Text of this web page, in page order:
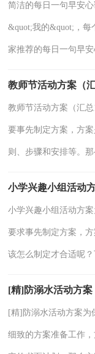
简洁的每日一句早安
&quot;我的&quot;，
家推荐的每日一句早
教师节活动方案（汇
教师节活动方案（汇
要事先制定方案，方
则、步骤和安排等。
小学兴趣小组活动
小学兴趣小组活动方
要求事先制定方案，
该怎么制定才合适呢
[精]防溺水活动方案
[精]防溺水活动方案为
细致的方案准备工作